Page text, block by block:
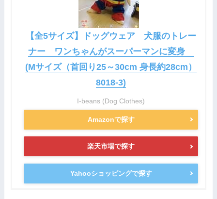
【全5サイズ】ドッグウェア 犬服のトレー
ナー ワンちゃんがスーパーマンに変身
(Mサイズ（首回り25～30cm 身長約28cm）
8018-3)
I-beans (Dog Clothes)
Amazonで探す
楽天市場で探す
Yahooショッピングで探す